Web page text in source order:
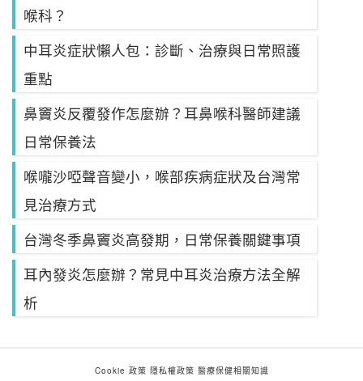
喉科？
中耳炎症狀懶人包：診斷、治療與日常照護
重點
鼻竇炎反覆發作怎麼辦？耳鼻喉科醫師建議
日常保養法
喉嚨沙啞聲音變小，喉部疾病症狀及台灣常
見治療方式
台灣冬季鼻竇炎高發期，日常保養關鍵事項
耳內發炎怎麼辦？常見中耳炎治療方法全解
析
Cookie 政策 隱私權政策 醫療保健相關知識